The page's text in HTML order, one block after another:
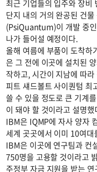
최근 기업들의 입주와 장비
단지 내의 거의 완공된 건
(PsiQuantum)이 개발 중
나가 들어설 예정이다.
올해 여름에 부품이 도착하
은 그 전에 이곳에 설치된
작하고, 시간이 지남에 따
피트 섀드볼트 사이퀀텀 최
쓸 수 있을 정도로 큰 기계
이 돼야 할 것이라고 설명했
IBM은 IQMP에 자사 양자
세계 곳곳에서 이미 10여대
IBM은 이곳에 연구팀과 컨
750명을 고용할 것이라고
주정부 자금 지원을 받는